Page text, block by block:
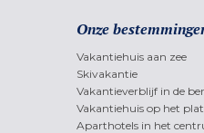
Onze
Vakantiehuis aan zee
Skivakantie
Vakantieverblijf in de
Vakantiehuis op het
Aparthotels in het